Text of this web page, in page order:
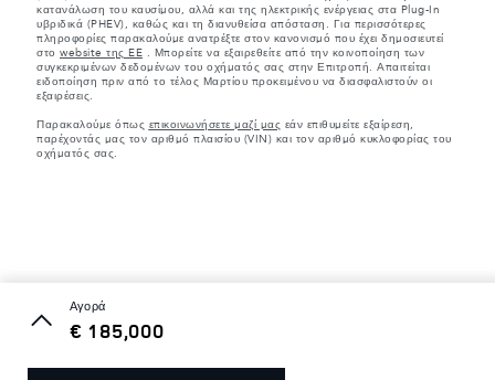
αγορά
€ 185,000
κατανάλωση του καυσίμου, αλλά και της ηλεκτρικής ενέργειας στα Plug-In
υβριδικά (PHEV), καθώς και τη διανυθείσα απόσταση. Για περισσότερες
πληροφορίες παρακαλούμε ανατρέξτε στον κανονισμό που έχει δημοσιευτεί
στο website της EE . Μπορείτε να εξαιρεθείτε από την κοινοποίηση των
συγκεκριμένων δεδομένων του οχήματός σας στην Επιτροπή. Απαιτείται
ειδοποίηση πριν από το τέλος Μαρτίου προκειμένου να διασφαλιστούν οι
εξαιρέσεις.
Παρακαλούμε όπως επικοινωνήσετε μαζί μας εάν επιθυμείτε εξαίρεση,
παρέχοντάς μας τον αριθμό πλαισίου (VIN) και τον αριθμό κυκλοφορίας του
οχήματός σας.